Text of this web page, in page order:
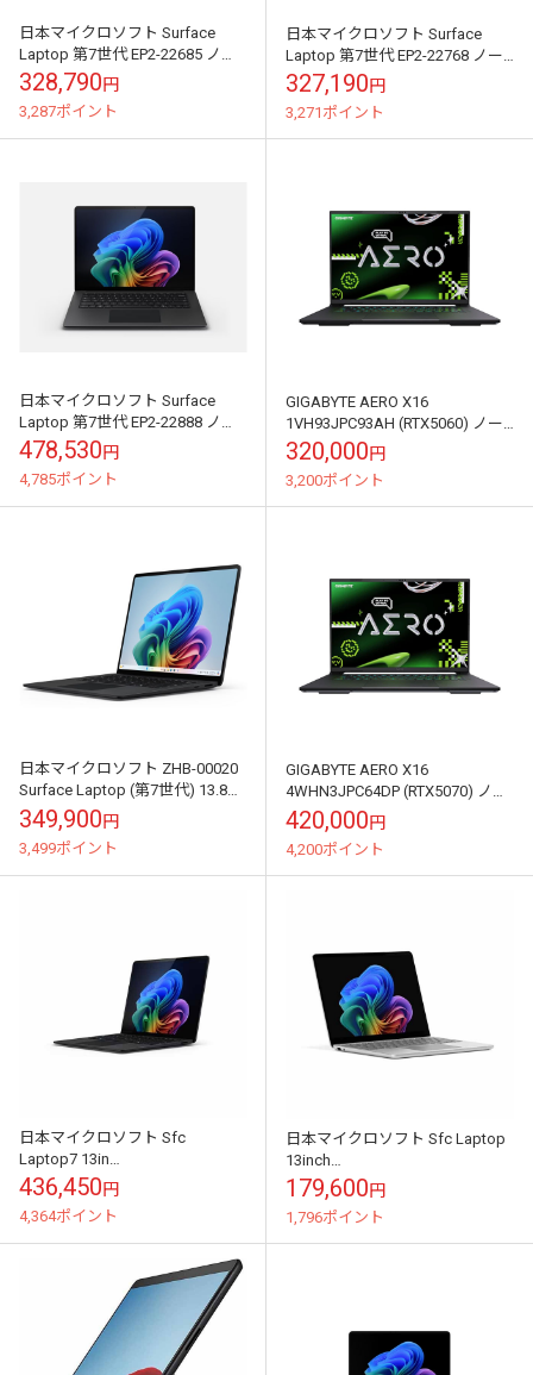
日本マイクロソフト Surface
Laptop 第7世代 EP2-22685 ノー
トパソコン ブラック｜EP2-
22685【注文...
328,790円
3,287ポイント
日本マイクロソフト Surface
Laptop 第7世代 EP2-22768 ノー
トパソコン ブラック｜EP2-
22768【注文...
327,190円
3,271ポイント
日本マイクロソフト Surface
Laptop 第7世代 EP2-22888 ノー
トパソコン ブラック｜EP2-
22888【注文...
478,530円
4,785ポイント
GIGABYTE AERO X16
1VH93JPC93AH (RTX5060) ノー
トパソコン｜X16
1VH93JPC93AH
320,000円
3,200ポイント
日本マイクロソフト ZHB-00020
Surface Laptop (第7世代) 13.8イ
ンチモデル ノートパソコン｜
ZHB-...
349,900円
3,499ポイント
GIGABYTE AERO X16
4WHN3JPC64DP (RTX5070) ノー
トパソコン｜X16
4WHN3JPC64DP
420,000円
4,200ポイント
日本マイクロソフト Sfc
Laptop7 13in
CU7/32GB/512GB/BK/Win11 ノ
ートパソコン｜EP2-22...
436,450円
4,364ポイント
日本マイクロソフト Sfc Laptop
13inch
SX_Plus/16GB/512GB/Pt/Win11
ノートパソコン｜E...
179,600円
1,796ポイント